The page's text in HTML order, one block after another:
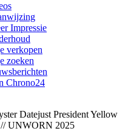
Impressie
verkopen
zoeken
Chrono24
Datejust President Yellow
// UNWORN 2025